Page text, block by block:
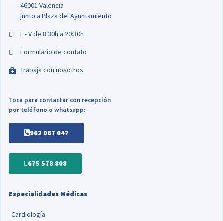
46001 Valencia
junto a Plaza del Ayuntamiento
L - V de 8:30h a 20:30h
Formulario de contato
Trabaja con nosotros
Toca para contactar con recepción
por teléfono o whatsapp:
962 067 047
675 578 808
Especialidades Médicas
Cardiología